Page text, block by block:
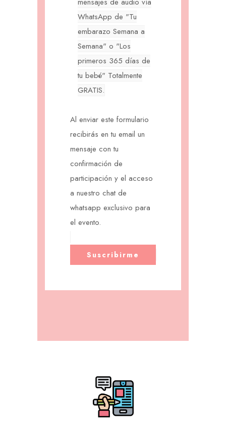
WhatsApp de "Tu
embarazo Semana a
Semana" o "Los
primeros 365 días de
tu bebé" Totalmente
GRATIS.
Al enviar este formulario
recibirás en tu email un
mensaje con tu
confirmación de
participación y el acceso
a nuestro chat de
whatsapp exclusivo para
el evento.